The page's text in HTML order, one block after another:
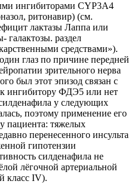
ингибиторами CYP3A4
ритонавир) (см.
лактазы Лаппа или
галактозы. раздел
средствами»).
глаз по причине передней
зрительного нерва
был этот эпизод связан с
ингибитору ФДЭ5 или нет
у следующих
поэтому применение его
пациента: тяжелых
перенесенного инсульта
гипотензии
силденафила не
лёгочной артериальной
класс IV).